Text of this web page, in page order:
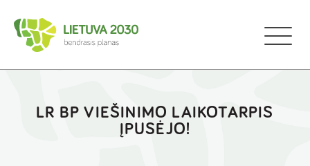
LR BP VIEŠINIMO LAIKOTARPIS
ĮPUSĖJO!